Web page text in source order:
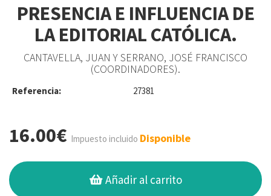
PRESENCIA E INFLUENCIA DE
LA EDITORIAL CATÓLICA.
CANTAVELLA, JUAN Y SERRANO, JOSÉ FRANCISCO
(COORDINADORES).
Referencia: 27381
16.00€ Impuesto incluido Disponible
Añadir al carrito